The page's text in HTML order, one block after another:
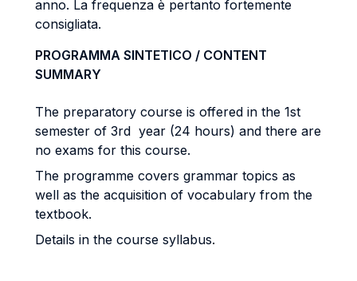
anno. La frequenza è pertanto fortemente
consigliata.
PROGRAMMA SINTETICO / CONTENT
SUMMARY
The preparatory course is offered in the 1st
semester of 3rd year (24 hours) and there are
no exams for this course.
The programme covers grammar topics as
well as the acquisition of vocabulary from the
textbook.
Details in the course syllabus.